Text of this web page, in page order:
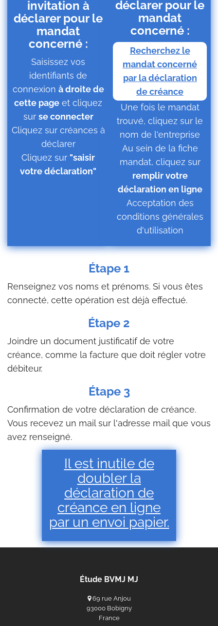
invitation à
déclarer pour le
mandat
concerné :
Saisissez vos
identifiants de
connexion à droite de
cette page et cliquez
sur se connecter
Cliquez sur créances à
déclarer
Cliquez sur "saisir
votre déclaration"
déclarer pour le
mandat
concerné :
Recherchez le
mandat concerné
par la déclaration
de créance
Une fois le mandat
trouvé, cliquez sur le
nom de l'entreprise
Au sein de la fiche
mandat, cliquez sur
remplir votre
déclaration en ligne
Acceptation des
conditions générales
d'utilisation
Étape 1
Renseignez vos noms et prénoms. Si vous êtes
connecté, cette opération est déjà effectué.
Étape 2
Joindre un document justificatif de votre
créance, comme la facture que doit régler votre
débiteur.
Étape 3
Confirmation de votre déclaration de créance.
Vous recevez un mail sur l'adresse mail que vous
avez renseigné.
Il est inutile de
doubler la
déclaration de
créance en ligne
par un envoi papier.
Étude BVMJ MJ
69 rue Anjou
93000 Bobigny
France